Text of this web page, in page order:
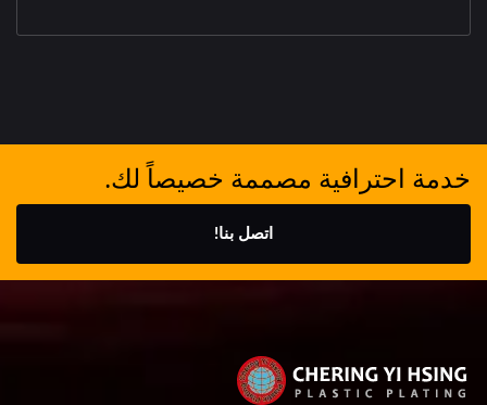
خدمة احترافية مصممة خصيصاً لك.
اتصل بنا!